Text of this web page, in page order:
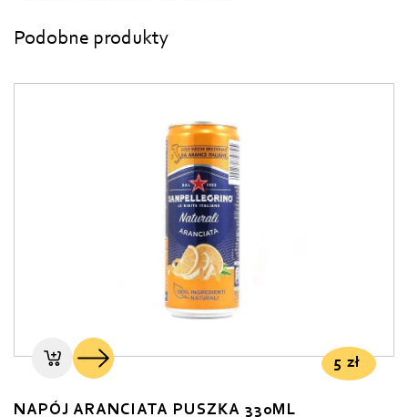
Podobne produkty
5 zł
NAPÓJ ARANCIATA PUSZKA 330ML